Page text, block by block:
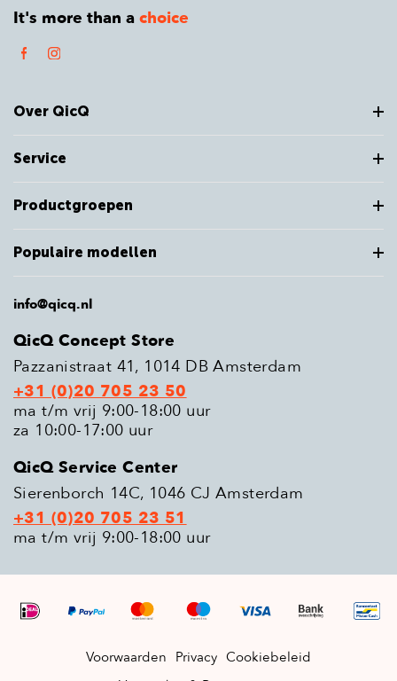
It's more than a choice
Over QicQ
Service
Productgroepen
Populaire modellen
info@qicq.nl
QicQ Concept Store
Pazzanistraat 41, 1014 DB Amsterdam
+31 (0)20 705 23 50
ma t/m vrij 9:00-18:00 uur
za 10:00-17:00 uur
QicQ Service Center
Sierenborch 14C, 1046 CJ Amsterdam
+31 (0)20 705 23 51
ma t/m vrij 9:00-18:00 uur
Voorwaarden Privacy Cookiebeleid